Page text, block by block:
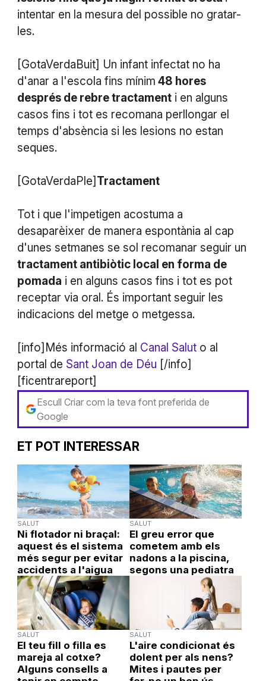
intentar en la mesura del possible no gratar-
les.
[GotaVerdaBuit] Un infant infectat no ha
d'anar a l'escola fins mínim 48 hores
després de rebre tractamenti en alguns
casos fins i tot es recomana perllongar el
temps d'absència si les lesions no estan
seques.
[GotaVerdaPle] Tractament
Tot i que l'impetigen acostuma a
desaparèixer de manera espontània al cap
d'unes setmanes se sol recomanar seguir un
tractament antibiòtic local en forma de
pomada i en alguns casos fins i tot es pot
receptar via oral. És important seguir les
indicacions del metge o metgessa.
[info]Més informació al Canal Salut o al
portal de Sant Joan de Déu [/info]
[ficentrareport]
Escull Criar com la teva font preferida de
Google
ET POT INTERESSAR
SALUT
Ni flotador ni braçal:
aquest és el sistema
més segur per evitar
accidents a l'aigua
SALUT
El greu error que
cometem amb els
nadons a la piscina,
segons una pediatra
SALUT
El teu fill o filla es
mareja al cotxe?
Alguns consells a
SALUT
L'aire condicionat és
dolent per als nens?
Mites i pautes per